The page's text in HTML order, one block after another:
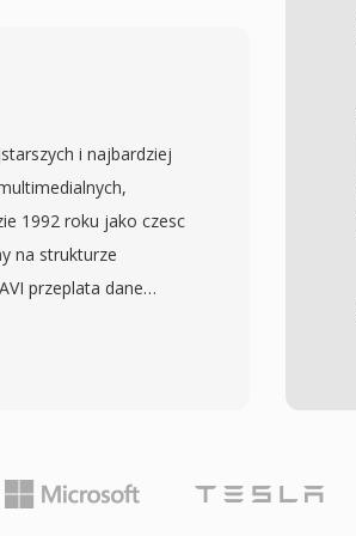
na kartach
odtwarzania w
obejmuje
synchronizacji
dostepu
MTS
czujnik kamery, co
MTS sa
i najbardziej
1992 roku jako czesc
na strukturze
przeplata dane
Xvid i strumienie
adopcji na